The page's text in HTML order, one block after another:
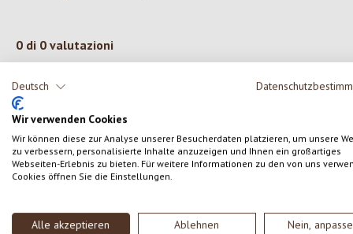
Deutsch
Wir verwenden Cookies
Wir können diese zur Analyse unserer Besucherdaten platzieren, um unsere
zu verbessern, personalisierte Inhalte anzuzeigen und Ihnen ein großartiges
Webseiten-Erlebnis zu bieten. Für weitere Informationen zu den von uns
Cookies öffnen Sie die Einstellungen.
Alle akzeptieren Ablehnen Nein,
0 di 0 valutazioni
Valutazione media di 0 su 5 stelle
Formula una valutazione!
Condividi le tue esperienze con il prodotto con altri
clienti.